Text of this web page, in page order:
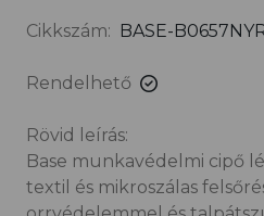
Cikkszám: BASE-
Rendelhető
Rövid leírás:
Base munkavédelmi cipő
textil és mikroszálas